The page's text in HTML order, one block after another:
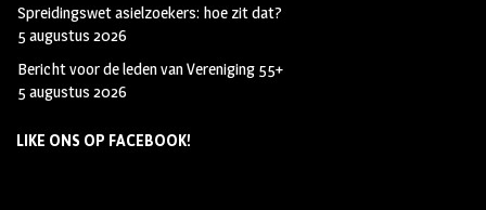
Spreidingswet asielzoekers: hoe zit dat?
5 augustus 2026
Bericht voor de leden van Vereniging 55+
5 augustus 2026
LIKE ONS OP FACEBOOK!